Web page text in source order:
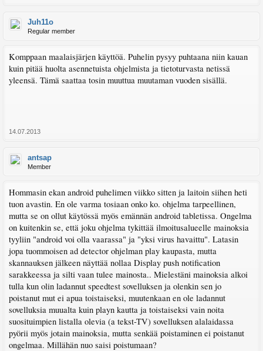
Juh11o
Regular member
Komppaan maalaisjärjen käyttöä. Puhelin pysyy puhtaana niin kauan
kuin pitää huolta asennetuista ohjelmista ja tietoturvasta netissä
yleensä. Tämä saattaa tosin muuttua muutaman vuoden sisällä.
14.07.2013
antsap
Member
Hommasin ekan android puhelimen viikko sitten ja laitoin siihen heti
tuon avastin. En ole varma tosiaan onko ko. ohjelma tarpeellinen,
mutta se on ollut käytössä myös emännän android tabletissa. Ongelma
on kuitenkin se, että joku ohjelma tykittää ilmoitusalueelle mainoksia
tyyliin "android voi olla vaarassa" ja "yksi virus havaittu". Latasin
jopa tuommoisen ad detector ohjelman play kaupasta, mutta
skannauksen jälkeen näyttää nollaa Display push notification
sarakkeessa ja silti vaan tulee mainosta.. Mielestäni mainoksia alkoi
tulla kun olin ladannut speedtest sovelluksen ja olenkin sen jo
poistanut mut ei apua toistaiseksi, muutenkaan en ole ladannut
sovelluksia muualta kuin playn kautta ja toistaiseksi vain noita
suosituimpien listalla olevia (a tekst-TV) sovelluksen alalaidassa
pyörii myös jotain mainoksia, mutta senkää poistaminen ei poistanut
ongelmaa. Millähän nuo saisi poistumaan?